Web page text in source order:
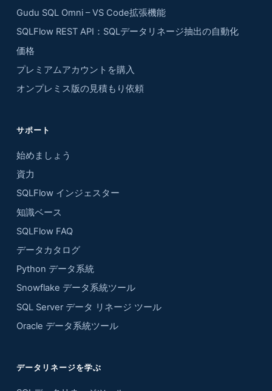
Gudu SQL Omni – VS Code拡張機能
SQLFlow REST API：SQLデータリネージ抽出の自動化
価格
プレミアムアカウントを購入
オンプレミス版の見積もり依頼
サポート
始めましょう
資力
SQLFlow インジェスター
知識ベース
SQLFlow FAQ
データカタログ
Python データ系統
Snowflake データ系統ツール
SQL Server データ リネージ ツール
Oracle データ系統ツール
データリネージを学ぶ